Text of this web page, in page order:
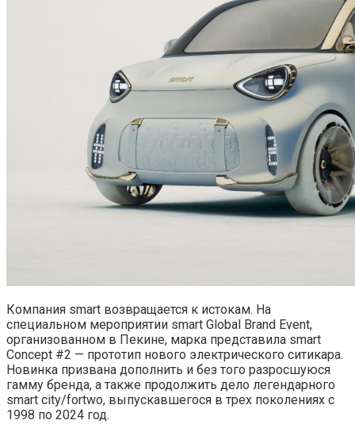
Компания smart возвращается к истокам. На
специальном мероприятии smart Global Brand Event,
организованном в Пекине, марка представила smart
Concept #2 — прототип нового электрического ситикара.
Новинка призвана дополнить и без того разросшуюся
гамму бренда, а также продолжить дело легендарного
smart city/fortwo, выпускавшегося в трех поколениях с
1998 по 2024 год.